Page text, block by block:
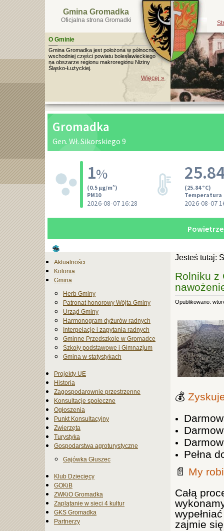
Gmina Gromadka
Oficjalna strona Gromadki
O Gminie
Gmina Gromadka jest położona w północno-
wschodniej części powiatu bolesławieckiego
na obszarze regionu makroregionu Niziny
Śląsko-Łużyckiej.
Więcej »
Aktualności
Kolonia
Gmina
Herb Gminy
Patronat honorowy Wójta Gminy
Urząd Gminy
Harmonogram dyżurów radnych
Interpelacje i zapytania radnych
Gminne Przedszkole w Gromadce
Szkoły podstawowe i Gimnazjum
Gmina w statystykach
Projekty UE
Historia
Zagospodarownie przestrzenne
Konsultacje społeczne
Ogłoszenia
Punkt Konsultacyjny
Zwierzęta
Turystyka
Gospodarstwa agroturystyczne
Gajówka Głuszec
Klub Dziecięcy
GOKiB
ZWKiO Gromadka
Zaplątanie w sieci 4 kultur
GKS Gromadka
Partnerzy
Jesteś tutaj:
Rolniku z
Opublikowano:
💰
Pełna
📄 My
Całą
zajmie